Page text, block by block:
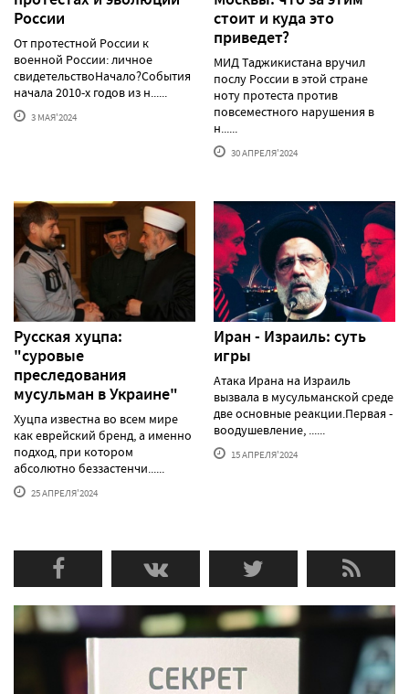
России
От протестной России к
военной России: личное
свидетельствоНачало?События
начала 2010-х годов из н......
3 МАЯ'2024
стоит и куда это
приведет?
МИД Таджикистана вручил
послу России в этой стране
ноту протеста против
повсеместного нарушения в
н......
30 АПРЕЛЯ'2024
Русская хуцпа:
"суровые
преследования
мусульман в Украине"
Хуцпа известна во всем мире
как еврейский бренд, а именно
подход, при котором
абсолютно беззастенчи......
25 АПРЕЛЯ'2024
Иран - Израиль: суть
игры
Атака Ирана на Израиль
вызвала в мусульманской среде
две основные реакции.Первая -
воодушевление, ......
15 АПРЕЛЯ'2024